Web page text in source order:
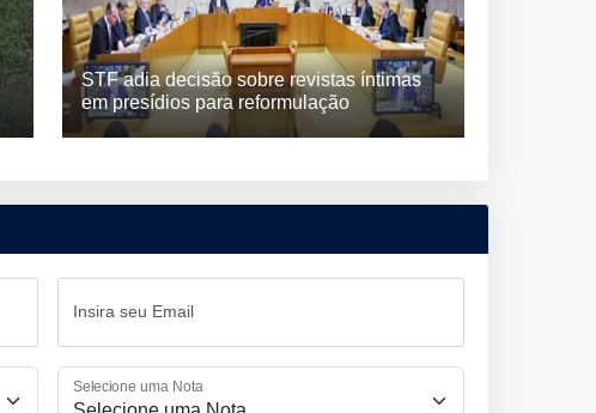
STF adia decisão sobre revistas íntimas
em presídios para reformulação
Insira seu Email
Selecione uma Nota